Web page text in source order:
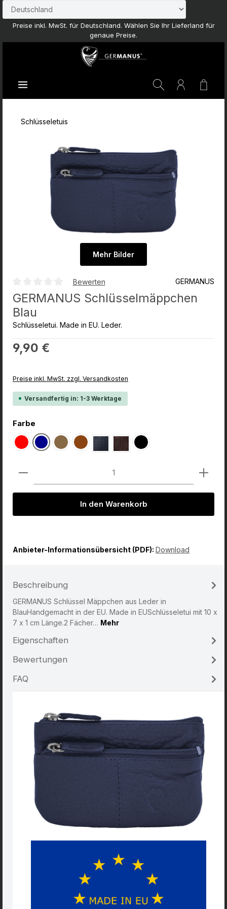
Zum Hauptinhalt springen
Preise inkl. MwSt. für Deutschland. Wählen Sie Ihr Lieferland für
genaue Preise.
Schlüsseletuis
Mehr Bilder
Durchschnittliche Bewertung von 0 von 5 Sternen
Bewerten GERMANUS
GERMANUS Schlüsselmäppchen
Blau
Schlüsseletui. Made in EU. Leder.
Regulärer Preis:
9,90 €
Preise inkl. MwSt. zzgl. Versandkosten
Versandfertig in: 1-3 Werktage
Farbe
Rot Dunkel Blau
WildbraunDunkelbraunSchwarz Croco
Dunkelbraun Croco
Schwarz
Produkt Anzahl: Gib den gewünschten Wert ein
In den Warenkorb
Anbieter-Informationsübersicht (PDF): Download
Beschreibung
GERMANUS Schlüssel Mäppchen aus Leder in
BlauHandgemacht in der EU. Made in EUSchlüsseletui mit 10 x
7 x 1 cm Länge.2 Fächer… Mehr
Eigenschaften
Bewertungen
FAQ